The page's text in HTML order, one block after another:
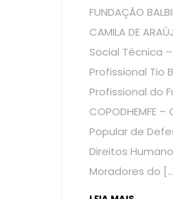
FUNDAÇÃO
CAMILA DE
Social Técnica
Profissional Tio
Profissional do
COPODHEMFE
Popular de
Direitos
Moradores do